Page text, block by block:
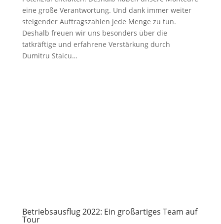
eine große Verantwortung. Und dank immer weiter
steigender Auftragszahlen jede Menge zu tun.
Deshalb freuen wir uns besonders über die
tatkräftige und erfahrene Verstärkung durch
Dumitru Staicu…
Betriebsausflug 2022: Ein großartiges Team auf
Tour